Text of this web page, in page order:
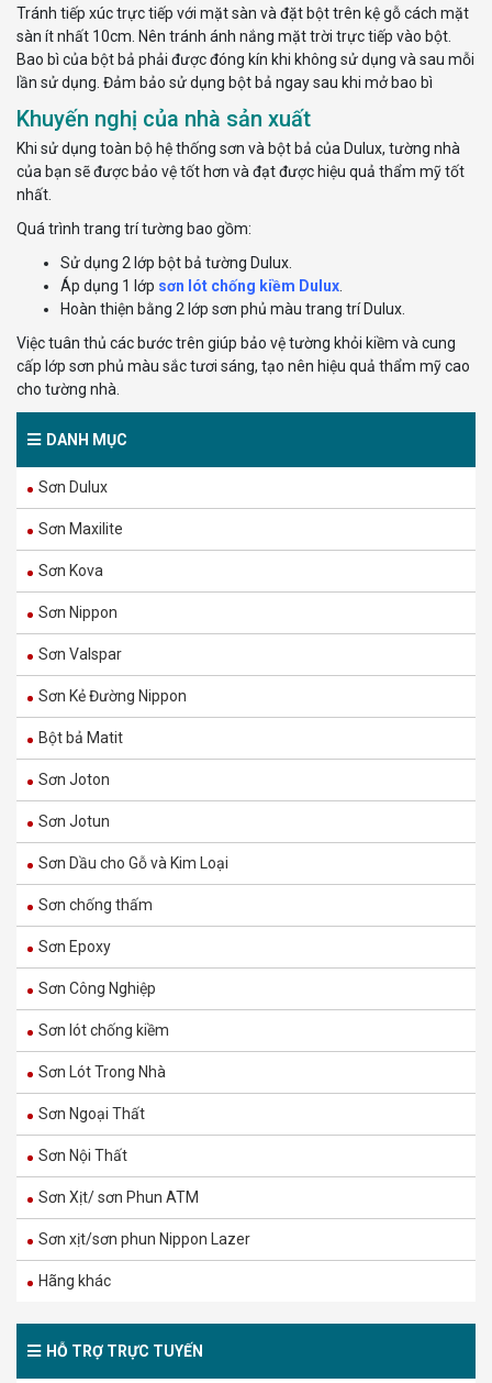
Tránh tiếp xúc trực tiếp với mặt sàn và đặt bột trên kệ gỗ cách mặt
sàn ít nhất 10cm. Nên tránh ánh nắng mặt trời trực tiếp vào bột.
Bao bì của bột bả phải được đóng kín khi không sử dụng và sau mỗi
lần sử dụng. Đảm bảo sử dụng bột bả ngay sau khi mở bao bì
Khuyến nghị của nhà sản xuất
Khi sử dụng toàn bộ hệ thống sơn và bột bả của Dulux, tường nhà
của bạn sẽ được bảo vệ tốt hơn và đạt được hiệu quả thẩm mỹ tốt
nhất.
Quá trình trang trí tường bao gồm:
Sử dụng 2 lớp bột bả tường Dulux.
Áp dụng 1 lớp sơn lót chống kiềm Dulux
Hoàn thiện bằng 2 lớp sơn phủ màu trang trí Dulux.
Việc tuân thủ các bước trên giúp bảo vệ tường khỏi kiềm và cung
cấp lớp sơn phủ màu sắc tươi sáng, tạo nên hiệu quả thẩm mỹ cao
cho tường nhà.
DANH MỤC
Sơn Dulux
Sơn Maxilite
Sơn Kova
Sơn Nippon
Sơn Valspar
Sơn Kẻ Đường Nippon
Bột bả Matit
Sơn Joton
Sơn Jotun
Sơn Dầu cho Gỗ và Kim Loại
Sơn chống thấm
Sơn Epoxy
Sơn Công Nghiệp
Sơn lót chống kiềm
Sơn Lót Trong Nhà
Sơn Ngoại Thất
Sơn Nội Thất
Sơn Xịt/ sơn Phun ATM
Sơn xịt/sơn phun Nippon Lazer
Hãng khác
HỖ TRỢ TRỰC TUYẾN
485.000
810.000 ₫
M60B – MAXILITE TỪ DULUX MÀU BỀN ĐẸP
1.330.000 ₫
2.220.000
1.270.000 ₫
2.114.000